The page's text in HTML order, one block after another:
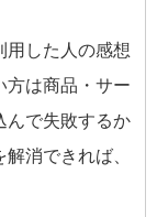
用した人の感想
方は商品・サー
んで失敗するか
消できれば、